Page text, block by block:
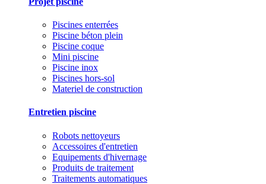
Piscines enterrées
Piscine béton plein
Piscine coque
Mini piscine
Piscine inox
Piscines hors-sol
Materiel de construction
Entretien piscine
Robots nettoyeurs
Accessoires d'entretien
Equipements d'hivernage
Produits de traitement
Traitements automatiques